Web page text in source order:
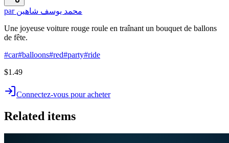
par محمد يوسف شاهين
Une joyeuse voiture rouge roule en traînant un bouquet de ballons
de fête.
#car#balloons#red#party#ride
$1.49
Connectez-vous pour acheter
Related items